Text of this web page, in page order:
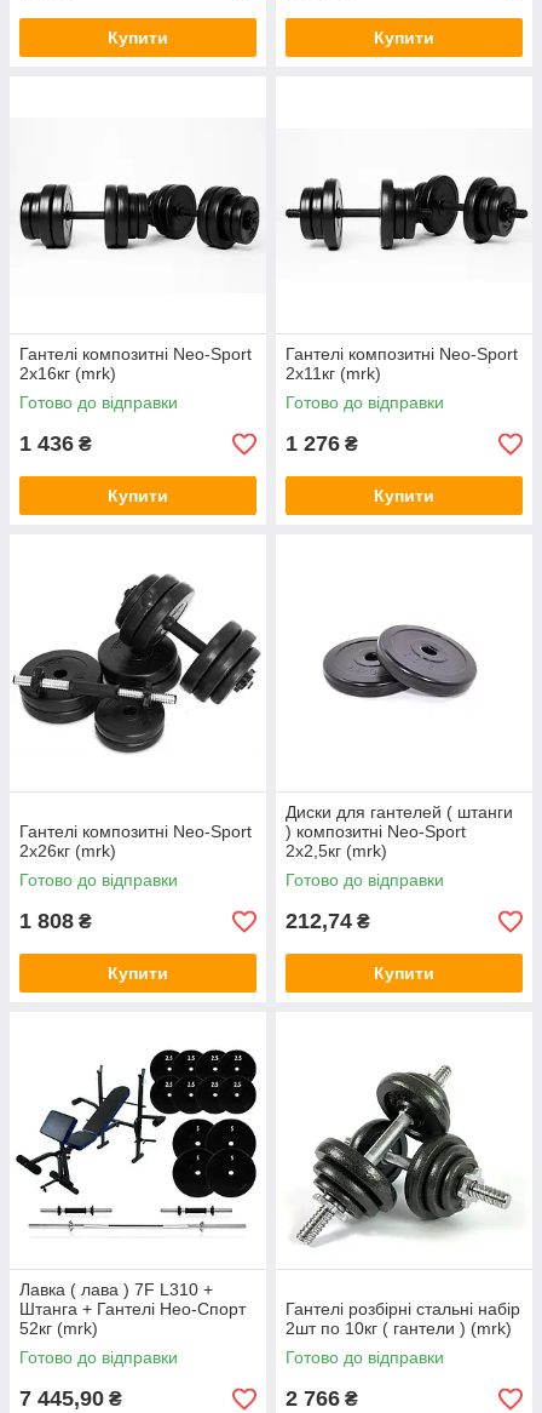
Купити Купити
Гантелі композитні Neo-Sport
2х16кг (mrk)
Готово до відправки
1 436 ₴
Купити
Гантелі композитні Neo-Sport
2х11кг (mrk)
Готово до відправки
1 276 ₴
Купити
Гантелі композитні Neo-Sport
2х26кг (mrk)
Готово до відправки
1 808 ₴
Купити
Диски для гантелей ( штанги
) композитні Neo-Sport
2х2,5кг (mrk)
Готово до відправки
212,74 ₴
Купити
Лавка ( лава ) 7F L310 +
Штанга + Гантелі Нео-Спорт
52кг (mrk)
Готово до відправки
7 445,90 ₴
Гантелі розбірні стальні набір
2шт по 10кг ( гантели ) (mrk)
Готово до відправки
2 766 ₴